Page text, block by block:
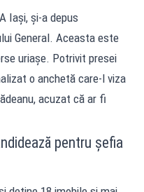
Iași, și-a depus
General. Aceasta este
uriașe. Potrivit presei
o anchetă care-l viza
acuzat că ar fi
pentru șefia